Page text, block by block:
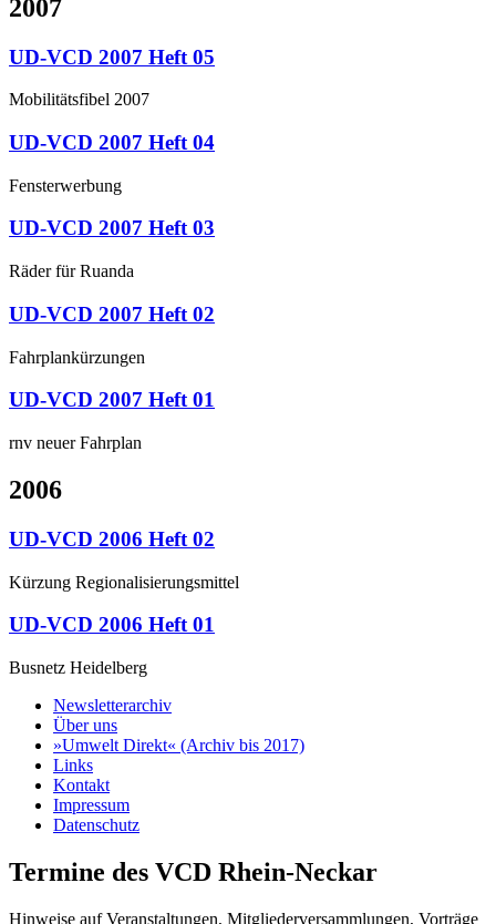
2007
UD-VCD 2007 Heft 05
Mobilitätsfibel 2007
UD-VCD 2007 Heft 04
Fensterwerbung
UD-VCD 2007 Heft 03
Räder für Ruanda
UD-VCD 2007 Heft 02
Fahrplankürzungen
UD-VCD 2007 Heft 01
rnv neuer Fahrplan
2006
UD-VCD 2006 Heft 02
Kürzung Regionalisierungsmittel
UD-VCD 2006 Heft 01
Busnetz Heidelberg
Newsletterarchiv
Über uns
»Umwelt Direkt« (Archiv bis 2017)
Links
Kontakt
Impressum
Datenschutz
Termine des VCD Rhein-Neckar
Hinweise auf Veranstaltungen, Mitgliederversammlungen, Vorträge